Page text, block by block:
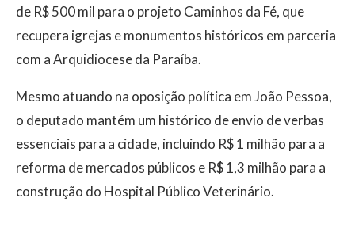
de R$ 500 mil para o projeto Caminhos da Fé, que
recupera igrejas e monumentos históricos em parceria
com a Arquidiocese da Paraíba.
Mesmo atuando na oposição política em João Pessoa,
o deputado mantém um histórico de envio de verbas
essenciais para a cidade, incluindo R$ 1 milhão para a
reforma de mercados públicos e R$ 1,3 milhão para a
construção do Hospital Público Veterinário.